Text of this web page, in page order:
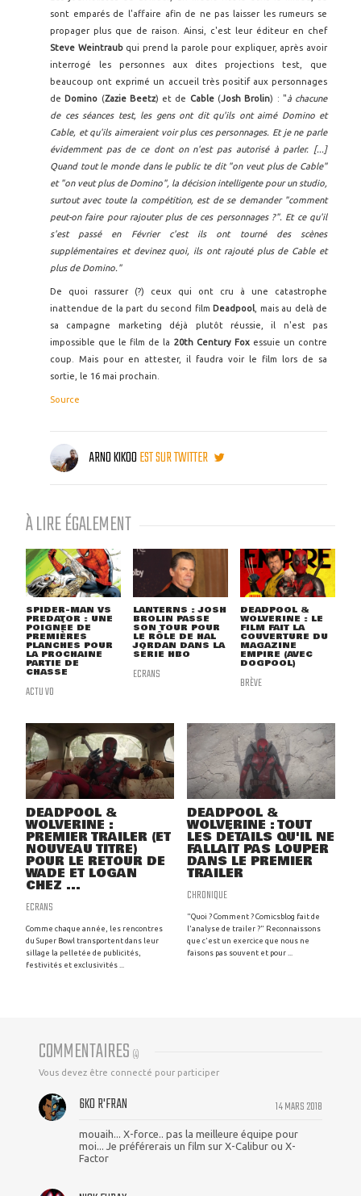
sont emparés de l'affaire afin de ne pas laisser les rumeurs se
propager plus que de raison. Ainsi, c'est leur éditeur en chef
Steve Weintraubqui prend la parole pour expliquer, après avoir
interrogé les personnes aux dites projections test, que
beaucoup ont exprimé un accueil très positif aux personnages
de Domino (Zazie Beetz) et de Cable (Josh Brolin) : "à chacune
de ces séances test, les gens ont dit qu'ils ont aimé Domino et
Cable, et qu'ils aimeraient voir plus ces personnages. Et je ne parle
évidemment pas de ce dont on n'est pas autorisé à parler. [...]
Quand tout le monde dans le public te dit "on veut plus de Cable"
et "on veut plus de Domino", la décision intelligente pour un studio,
surtout avec toute la compétition, est de se demander "comment
peut-on faire pour rajouter plus de ces personnages ?". Et ce qu'il
s'est passé en Février c'est ils ont tourné des scènes
supplémentaires et devinez quoi, ils ont rajouté plus de Cable et
plus de Domino."
De quoi rassurer (?) ceux qui ont cru à une catastrophe
inattendue de la part du second film Deadpool , mais au delà de
sa campagne marketing déjà plutôt réussie, il n'est pas
impossible que le film de la 20th Century Foxessuie un contre
coup. Mais pour en attester, il faudra voir le film lors de sa
sortie, le 16 mai prochain.
Source
ARNO KIKOOEST SUR TWITTER
À LIRE ÉGALEMENT
SPIDER-MAN VS
PREDATOR : UNE
POIGNÉE DE
PREMIÈRES
PLANCHES POUR
LA PROCHAINE
PARTIE DE
CHASSE
ACTU VO
LANTERNS : JOSH
BROLIN PASSE
SON TOUR POUR
LE RÔLE DE HAL
JORDAN DANS LA
SÉRIE HBO
ECRANS
DEADPOOL &
WOLVERINE : LE
FILM FAIT LA
COUVERTURE DU
MAGAZINE
EMPIRE (AVEC
DOGPOOL)
BRÈVE
DEADPOOL &
WOLVERINE :
PREMIER TRAILER (ET
NOUVEAU TITRE)
POUR LE RETOUR DE
WADE ET LOGAN
CHEZ ...
ECRANS
Comme chaque année, les rencontres
du Super Bowl transportent dans leur
sillage la pelletée de publicités,
festivités et exclusivités ...
DEADPOOL &
WOLVERINE : TOUT
LES DÉTAILS QU'IL NE
FALLAIT PAS LOUPER
DANS LE PREMIER
TRAILER
CHRONIQUE
"Quoi ? Comment ? Comicsblog fait de
l'analyse de trailer ?" Reconnaissons
que c'est un exercice que nous ne
faisons pas souvent et pour ...
COMMENTAIRES (4)
Vous devez être connecté pour participer
14 MARS 2018
6KO R'FRAN
mouaih... X-force.. pas la meilleure équipe pour
moi... Je préférerais un film sur X-Calibur ou X-
Factor